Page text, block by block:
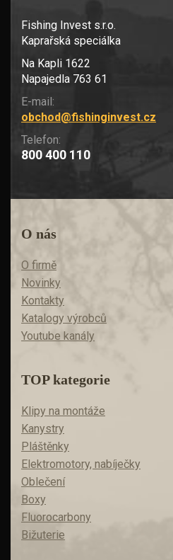
Fishing Invest s.r.o.
Kaprařská speciálka
Na Kapli 1622
Napajedla 763 61
E-mail:
obchod@fishinginvest.cz
Telefon:
800 400 110
O nás
O firmě
Novinky
Kontakty
Katalogy výrobců
Youtube kanály
TOP kategorie
Klipy na montáže
Kanystry
Pláštěnky
Elektromotory, nabíječky
Oblečení
Boxy
Fluorocarbony
Bižuterie